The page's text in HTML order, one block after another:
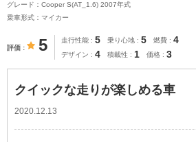
グレード：Cooper S(AT_1.6) 2007年式
乗車形式：マイカー
評価 5 走行性能 5 乗り心地 5 燃費 4
デザイン 4 積載性 1 価格 3
クイックな走りが楽しめる車
2020.12.13